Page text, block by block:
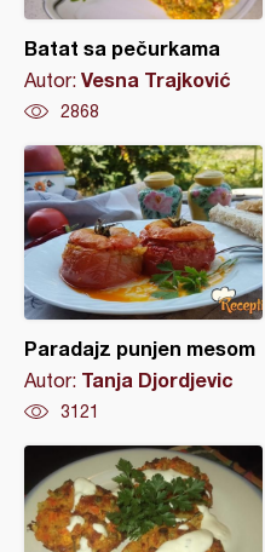
Batat sa pečurkama
Autor: Vesna Trajković
2868
Paradajz punjen mesom
Autor: Tanja Djordjevic
3121